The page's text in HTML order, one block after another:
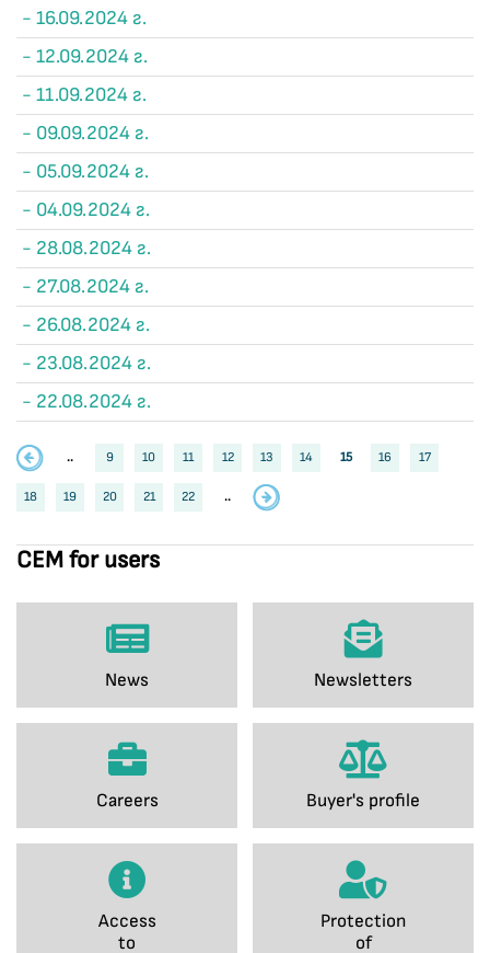
CEM for users
News Newsletters
Careers Buyer's profile
Access
to
Protection
of
- 16.09.2024 г.
- 12.09.2024 г.
- 11.09.2024 г.
- 09.09.2024 г.
- 05.09.2024 г.
- 04.09.2024 г.
- 28.08.2024 г.
- 27.08.2024 г.
- 26.08.2024 г.
- 23.08.2024 г.
- 22.08.2024 г.
.. 9 10 11 12 13 14 15 16 17
18 19 20 21 22 ..